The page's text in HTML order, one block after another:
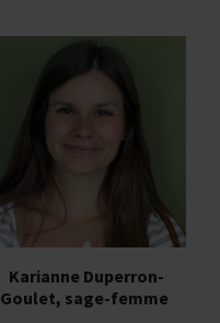
Karianne Duperron-
Goulet, sage-femme